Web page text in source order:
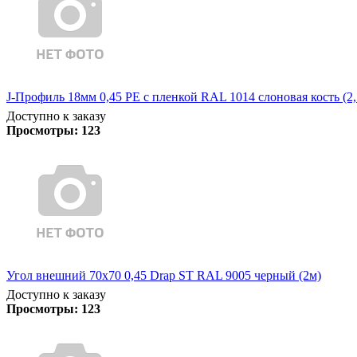
J-Профиль 18мм 0,45 PE с пленкой RAL 1014 слоновая кость
Доступно к заказу
Просмотры: 123
Угол внешний 70х70 0,45 Drap ST RAL 9005 черный (2м)
Доступно к заказу
Просмотры: 123